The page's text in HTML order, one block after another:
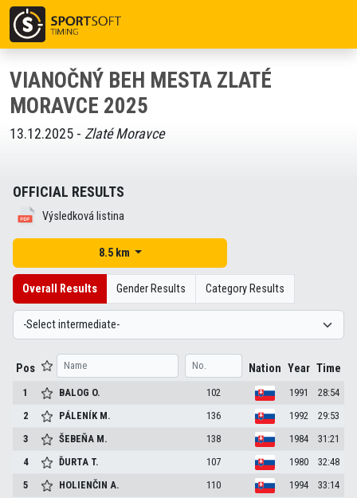
VIANOČNÝ BEH MESTA ZLATÉ
MORAVCE 2025
13.12.2025 - Zlaté Moravce
OFFICIAL RESULTS
Výsledková listina
8.5 km
Overall Results Gender Results Category Results
Pos Nation Year Time
1 BALOG O. 102 1991
28:54
2
PÁLENÍK M. 136 1992
29:53
3
ŠEBEŇA M. 138 1984
31:21
4
ĎURTA T. 107 1980
32:48
5
HOLIENČINA. 110 1994
33:14